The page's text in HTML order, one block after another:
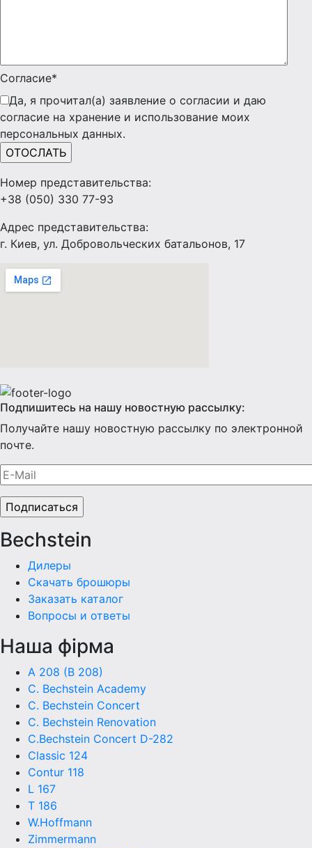
Согласие*
Да, я прочитал(а) заявление о согласии и даю
согласие на хранение и использование моих
персональных данных.
Номер представительства:
+38 (050) 330 77-93
Адрес представительства:
г. Киев, ул. Добровольческих батальонов, 17
Подпишитесь на нашу новостную рассылку:
Получайте нашу новостную рассылку по электронной
почте.
Bechstein
Дилеры
Скачать брошюры
Заказать каталог
Вопросы и ответы
Наша фiрма
A 208 (B 208)
C. Bechstein Academy
C. Bechstein Concert
C. Bechstein Renovation
C.Bechstein Concert D-282
Classic 124
Contur 118
L 167
T 186
W.Hoffmann
Zimmermann